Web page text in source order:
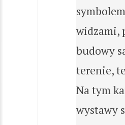
widzami,
budowy
terenie,
Na tym
wystawy